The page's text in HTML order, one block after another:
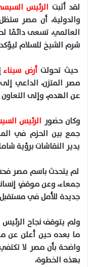
لقد أثبت الرئيس
والدولية، أن مصر
العالمي، تسعى دائمًا
شرم الشيخ للسلام
حيث تحولتأرض سيناء
مصر المتزن، الداعي إلى
عن الهدم، وإلى التعاون
وكان حضور الرئيس
جمع بين الحزم في
يدير النقاشات برؤية
لم يتحدث باسم مصر
جمعاء، وعن موقفٍ
جديدة للأمل في مستقبل
ولم يتوقف نجاح
ما بعده حين أعلن عن
واضحة بأن مصر لا تكتفي
بهذه الخطوة،